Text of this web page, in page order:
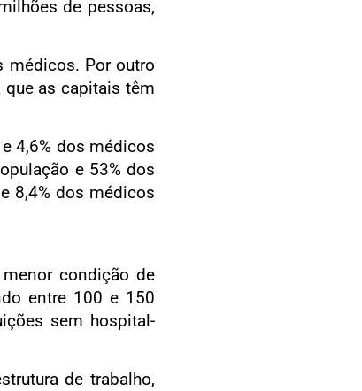
de pessoas,
médicos. Por outro
as capitais têm
4,6% dos médicos
e 53% dos
8,4% dos médicos
condição de
entre 100 e 150
sem hospital-
de trabalho,